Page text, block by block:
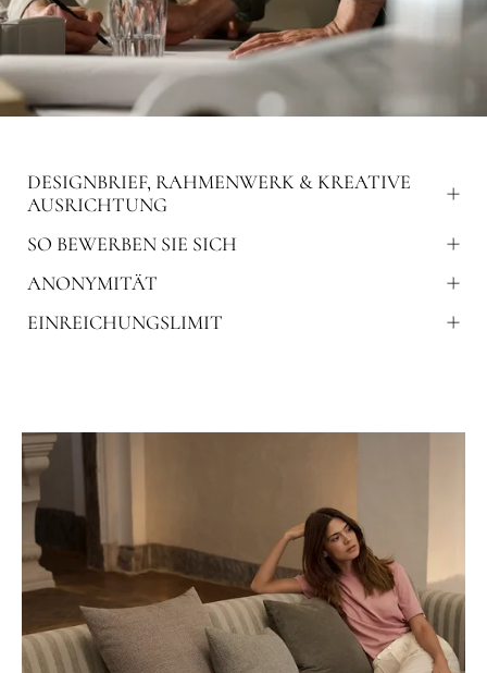
DESIGNBRIEF, RAHMENWERK & KREATIVE
AUSRICHTUNG
SO BEWERBEN SIE SICH
ANONYMITÄT
EINREICHUNGSLIMIT